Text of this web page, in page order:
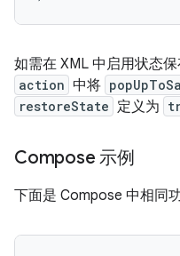
如需在 XML 中启用状态
action 中将
restoreState 定义为
Compose 示例
下面是 Compose 中相同